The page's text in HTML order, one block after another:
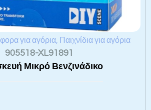
για αγόρια, Παιχνίδια για αγόρια
905518-XL91891
Μικρό Βενζινάδικο